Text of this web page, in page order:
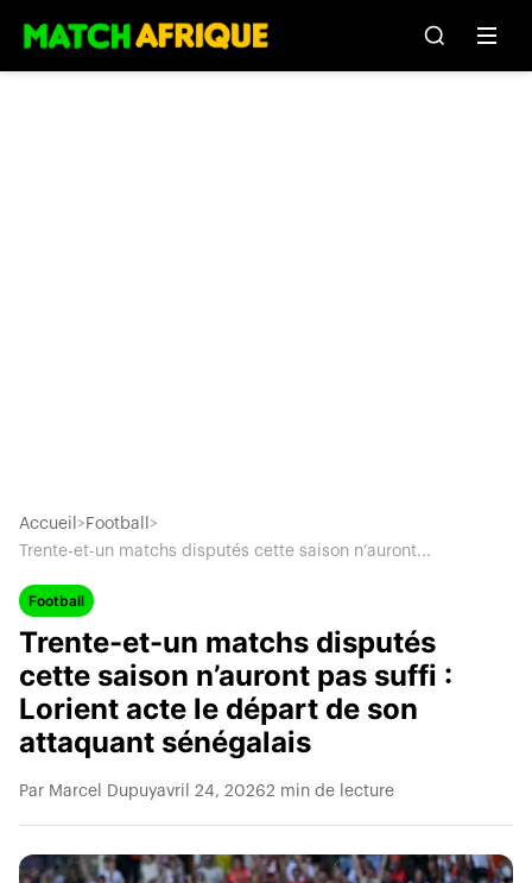
Accueil > Football >
Trente-et-un matchs disputés cette saison n’auront...
Football
Trente-et-un matchs disputés
cette saison n’auront pas suffi :
Lorient acte le départ de son
attaquant sénégalais
Par Marcel Dupuyavril 24, 20262 min de lecture